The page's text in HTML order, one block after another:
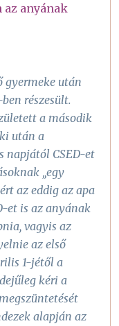
az anyának
gyermeke után
részesült.
a második
után a
napjától CSED-et
„egy
az eddig az apa
et is az anyának
vagyis az
az első
1-jétől a
kéri a
alapján az